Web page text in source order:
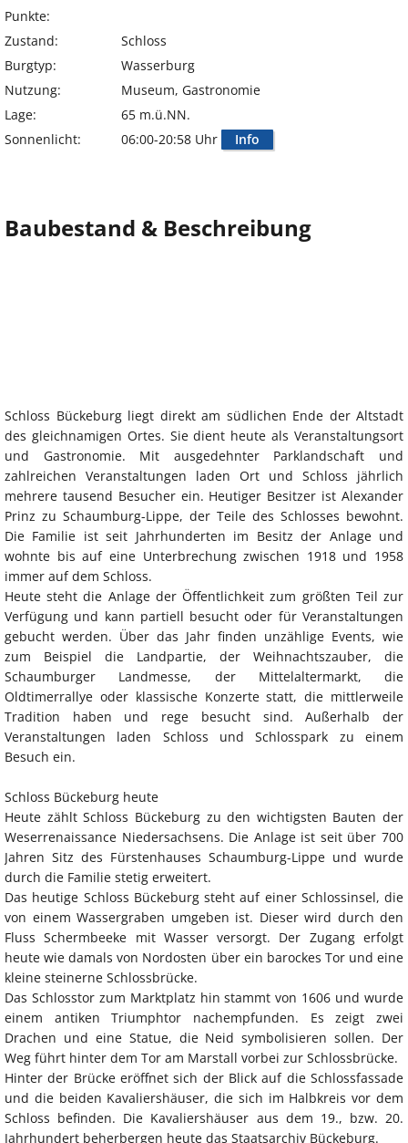
Punkte:
Zustand:
Schloss
Burgtyp:
Wasserburg
Nutzung:
Museum, Gastronomie
Lage:
65 m.ü.NN.
Sonnenlicht:
06:00-20:58 Uhr Info
Baubestand & Beschreibung
Schloss Bückeburg liegt direkt am südlichen Ende der Altstadt
des gleichnamigen Ortes. Sie dient heute als Veranstaltungsort
und Gastronomie. Mit ausgedehnter Parklandschaft und
zahlreichen Veranstaltungen laden Ort und Schloss jährlich
mehrere tausend Besucher ein. Heutiger Besitzer ist Alexander
Prinz zu Schaumburg-Lippe, der Teile des Schlosses bewohnt.
Die Familie ist seit Jahrhunderten im Besitz der Anlage und
wohnte bis auf eine Unterbrechung zwischen 1918 und 1958
immer auf dem Schloss.
Heute steht die Anlage der Öffentlichkeit zum größten Teil zur
Verfügung und kann partiell besucht oder für Veranstaltungen
gebucht werden. Über das Jahr finden unzählige Events, wie
zum Beispiel die Landpartie, der Weihnachtszauber, die
Schaumburger Landmesse, der Mittelaltermarkt, die
Oldtimerrallye oder klassische Konzerte statt, die mittlerweile
Tradition haben und rege besucht sind. Außerhalb der
Veranstaltungen laden Schloss und Schlosspark zu einem
Besuch ein.
Schloss Bückeburg heute
Heute zählt Schloss Bückeburg zu den wichtigsten Bauten der
Weserrenaissance Niedersachsens. Die Anlage ist seit über 700
Jahren Sitz des Fürstenhauses Schaumburg-Lippe und wurde
durch die Familie stetig erweitert.
Das heutige Schloss Bückeburg steht auf einer Schlossinsel, die
von einem Wassergraben umgeben ist. Dieser wird durch den
Fluss Schermbeeke mit Wasser versorgt. Der Zugang erfolgt
heute wie damals von Nordosten über ein barockes Tor und eine
kleine steinerne Schlossbrücke.
Das Schlosstor zum Marktplatz hin stammt von 1606 und wurde
einem antiken Triumphtor nachempfunden. Es zeigt zwei
Drachen und eine Statue, die Neid symbolisieren sollen. Der
Weg führt hinter dem Tor am Marstall vorbei zur Schlossbrücke.
Hinter der Brücke eröffnet sich der Blick auf die Schlossfassade
und die beiden Kavaliershäuser, die sich im Halbkreis vor dem
Schloss befinden. Die Kavaliershäuser aus dem 19., bzw. 20.
Jahrhundert beherbergen heute das Staatsarchiv Bückeburg.